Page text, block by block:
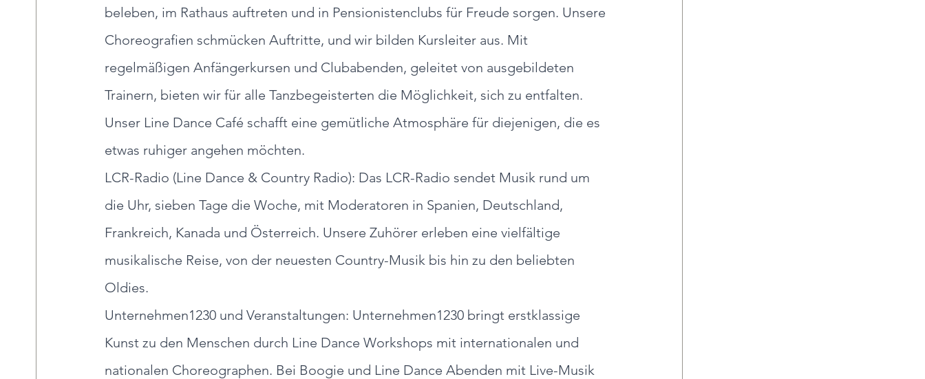
beleben, im Rathaus auftreten und in Pensionistenclubs für Freude sorgen. Unsere
Choreografien schmücken Auftritte, und wir bilden Kursleiter aus. Mit
regelmäßigen Anfängerkursen und Clubabenden, geleitet von ausgebildeten
Trainern, bieten wir für alle Tanzbegeisterten die Möglichkeit, sich zu entfalten.
Unser Line Dance Café schafft eine gemütliche Atmosphäre für diejenigen, die es
etwas ruhiger angehen möchten.
LCR-Radio (Line Dance & Country Radio): Das LCR-Radio sendet Musik rund um
die Uhr, sieben Tage die Woche, mit Moderatoren in Spanien, Deutschland,
Frankreich, Kanada und Österreich. Unsere Zuhörer erleben eine vielfältige
musikalische Reise, von der neuesten Country-Musik bis hin zu den beliebten
Oldies.
Unternehmen1230 und Veranstaltungen: Unternehmen1230 bringt erstklassige
Kunst zu den Menschen durch Line Dance Workshops mit internationalen und
nationalen Choreographen. Bei Boogie und Line Dance Abenden mit Live-Musik